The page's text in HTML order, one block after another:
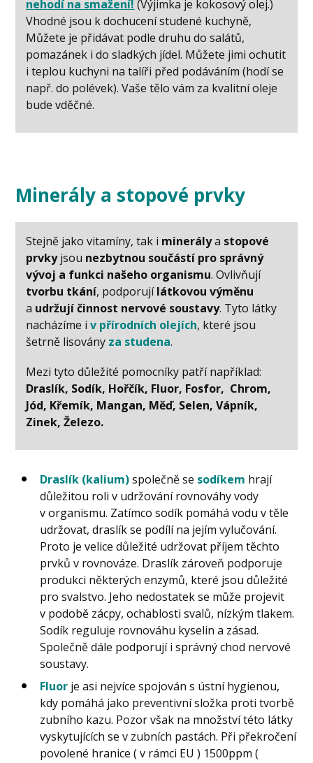
nehodí na smažení! (Výjimka je kokosový olej.)
Vhodné jsou k dochucení studené kuchyně,
Můžete je přidávat podle druhu do salátů,
pomazánek i do sladkých jídel. Můžete jimi ochutit
i teplou kuchyni na talíři před podáváním (hodí se
např. do polévek). Vaše tělo vám za kvalitní oleje
bude vděčné.
Minerály a stopové prvky
Stejně jako vitamíny, tak i minerálya stopové
prvkyjsou nezbytnou součástí pro správný
vývoj a funkci našeho organismu. Ovlivňují
tvorbu tkání, podporujílátkovou výměnu
a udržují činnost nervové soustavy. Tyto látky
nacházíme iv přírodních olejích, které jsou
šetrně lisovány za studena.
Mezi tyto důležité pomocníky patří například:
Draslík, Sodík, Hořčík, Fluor, Fosfor, Chrom,
Jód, Křemík, Mangan, Měď, Selen, Vápník,
Zinek, Železo.
Draslík (kalium)společně se sodíkem hrají
důležitou roli v udržování rovnováhy vody
v organismu. Zatímco sodík pomáhá vodu v těle
udržovat, draslík se podílí na jejím vylučování.
Proto je velice důležité udržovat příjem těchto
prvků v rovnováze. Draslík zároveň podporuje
produkci některých enzymů, které jsou důležité
pro svalstvo. Jeho nedostatek se může projevit
v podobě zácpy, ochablosti svalů, nízkým tlakem.
Sodík reguluje rovnováhu kyselin a zásad.
Společně dále podporují i správný chod nervové
soustavy.
Fluor je asi nejvíce spojován s ústní hygienou,
kdy pomáhá jako preventivní složka proti tvorbě
zubního kazu. Pozor však na množství této látky
vyskytujících se v zubních pastách. Při překročení
povolené hranice ( v rámci EU ) 1500ppm (